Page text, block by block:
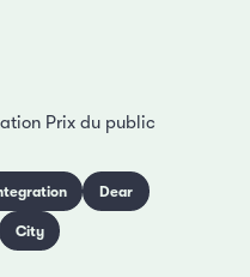
Prix du public
Dear
City